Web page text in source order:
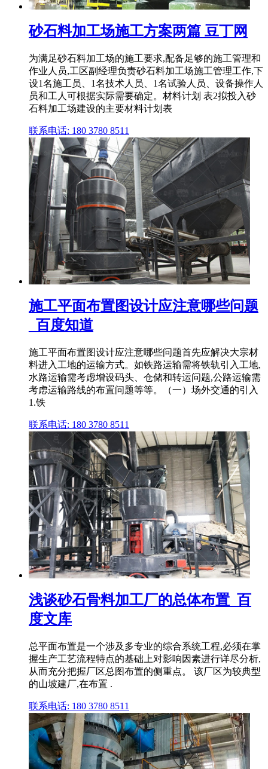
砂石料加工场施工方案两篇 豆丁网
为满足砂石料加工场的施工要求,配备足够的施工管理和
作业人员,工区副经理负责砂石料加工场施工管理工作,下
设1名施工员、1名技术人员、1名试验人员、设备操作人
员和工人可根据实际需要确定。材料计划 表2拟投入砂
石料加工场建设的主要材料计划表
联系电话: 180 3780 8511
施工平面布置图设计应注意哪些问题
_百度知道
施工平面布置图设计应注意哪些问题首先应解决大宗材
料进入工地的运输方式。如铁路运输需将铁轨引入工地,
水路运输需考虑增设码头、仓储和转运问题,公路运输需
考虑运输路线的布置问题等等。（一）场外交通的引入
1.铁
联系电话: 180 3780 8511
浅谈砂石骨料加工厂的总体布置_百
度文库
总平面布置是一个涉及多专业的综合系统工程,必须在掌
握生产工艺流程特点的基础上对影响因素进行详尽分析,
从而充分把握厂区总图布置的侧重点。 该厂区为较典型
的山坡建厂,在布置 .
联系电话: 180 3780 8511